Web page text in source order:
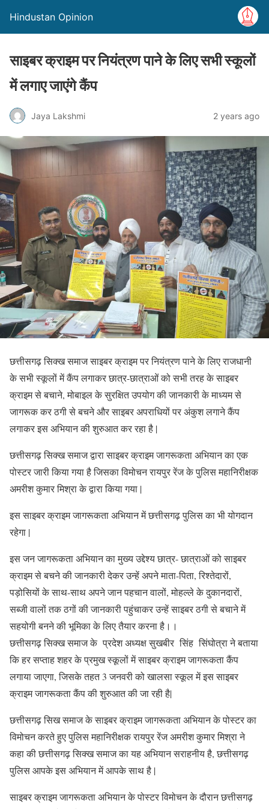
Hindustan Opinion
साइबर क्राइम पर नियंत्रण पाने के लिए सभी स्कूलों
में लगाए जाएंगे कैंप
Jaya Lakshmi 2 years ago
छत्तीसगढ़ सिक्ख समाज साइबर क्राइम पर नियंत्रण पाने के लिए राजधानी
के सभी स्कूलों में कैंप लगाकर छात्र-छात्राओं को सभी तरह के साइबर
क्राइम से बचाने, मोबाइल के सुरक्षित उपयोग की जानकारी के माध्यम से
जागरूक कर ठगी से बचने और साइबर अपराधियों पर अंकुश लगाने कैंप
लगाकर इस अभियान की शुरुआत कर रहा है |
छत्तीसगढ़ सिक्ख समाज द्वारा साइबर क्राइम जागरूकता अभियान का एक
पोस्टर जारी किया गया है जिसका विमोचन रायपुर रेंज के पुलिस महानिरीक्षक
अमरीश कुमार मिश्रा के द्वारा किया गया |
इस साइबर क्राइम जागरूकता अभियान में छत्तीसगढ़ पुलिस का भी योगदान
रहेगा |
इस जन जागरूकता अभियान का मुख्य उद्देश्य छात्र- छात्राओं को साइबर
क्राइम से बचने की जानकारी देकर उन्हें अपने माता-पिता, रिश्तेदारों,
पड़ोसियों के साथ-साथ अपने जान पहचान वालों, मोहल्ले के दुकानदारों,
सब्जी वालों तक ठगों की जानकारी पहुंचाकर उन्हें साइबर ठगी से बचाने में
सहयोगी बनने की भूमिका के लिए तैयार करना है।।
छत्तीसगढ़ सिक्ख समाज के प्रदेश अध्यक्ष सुखबीर सिंह सिंघोत्रा ने बताया
कि हर सप्ताह शहर के प्रमुख स्कूलों में साइबर क्राइम जागरूकता कैंप
लगाया जाएगा, जिसके तहत 3 जनवरी को खालसा स्कूल में इस साइबर
क्राइम जागरूकता कैंप की शुरुआत की जा रही है|
छत्तीसगढ़ सिख समाज के साइबर क्राइम जागरूकता अभियान के पोस्टर का
विमोचन करते हुए पुलिस महानिरीक्षक रायपुर रेंज अमरीश कुमार मिश्रा ने
कहा की छत्तीसगढ़ सिक्ख समाज का यह अभियान सराहनीय है, छत्तीसगढ़
पुलिस आपके इस अभियान में आपके साथ है |
साइबर क्राइम जागरूकता अभियान के पोस्टर विमोचन के दौरान छत्तीसगढ़